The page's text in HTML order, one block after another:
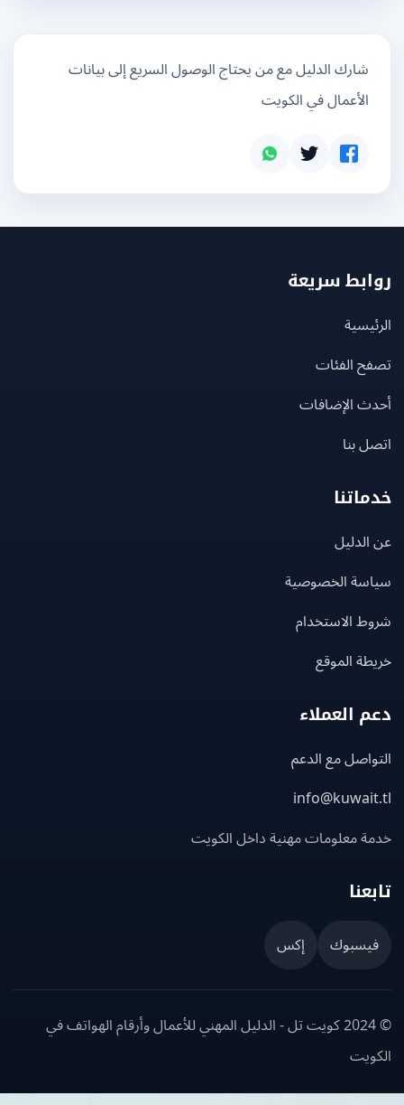
شارك الدليل مع من يحتاج الوصول السريع إلى بيانات
الأعمال في الكويت
سريعة
الفئات
الإضافات
بنا
الخصوصية
الاستخدام
الموقع
العملاء
مع الدعم
معلومات مهنية داخل الكويت
إكس
© 2024 كويت تل - الدليل المهني للأعمال وأرقام الهواتف في